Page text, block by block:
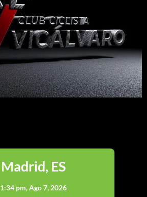
Madrid, ES
1:34 pm,Ago 7, 2026